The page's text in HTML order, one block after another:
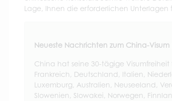
Lage, Ihnen die erforderlichen Unterlagen
Neueste Nachrichten zum China-Visum
China hat seine 30-tägige
Frankreich, Deutschland, Italien,
Luxemburg, Australien, Neuseeland,
Slowenien, Slowakei, Norwegen,